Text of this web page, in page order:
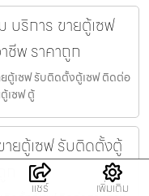
บริการ ขายตู้เซฟ
พ ราคาถูก
ตู้เซฟ รับติดตั้งตู้เซฟ ติดต่อ
เซฟ ตู้
ยตู้เซฟ รับติดตั้งตู้
แชร์ เพิ่มเติม